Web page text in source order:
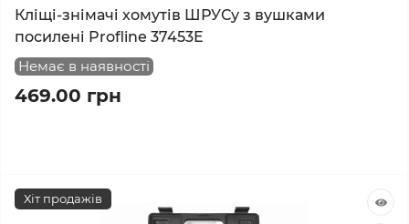
Кліщі-знімачі хомутів ШРУСу з вушками
посилені Profline 37453E
Немає в наявності
469.00 грн
Хіт продажів